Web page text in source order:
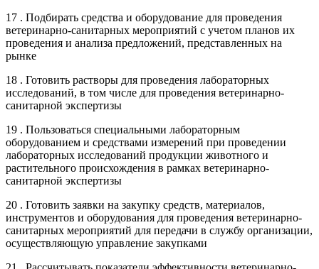
17 . Подбирать средства и оборудование для проведения
ветеринарно-санитарных мероприятий с учетом планов их
проведения и анализа предложений, представленных на
рынке
18 . Готовить растворы для проведения лабораторных
исследований, в том числе для проведения ветеринарно-
санитарной экспертизы
19 . Пользоваться специальными лабораторным
оборудованием и средствами измерений при проведении
лабораторных исследований продукции животного и
растительного происхождения в рамках ветеринарно-
санитарной экспертизы
20 . Готовить заявки на закупку средств, материалов,
инструментов и оборудования для проведения ветеринарно-
санитарных мероприятий для передачи в службу организации,
осуществляющую управление закупками